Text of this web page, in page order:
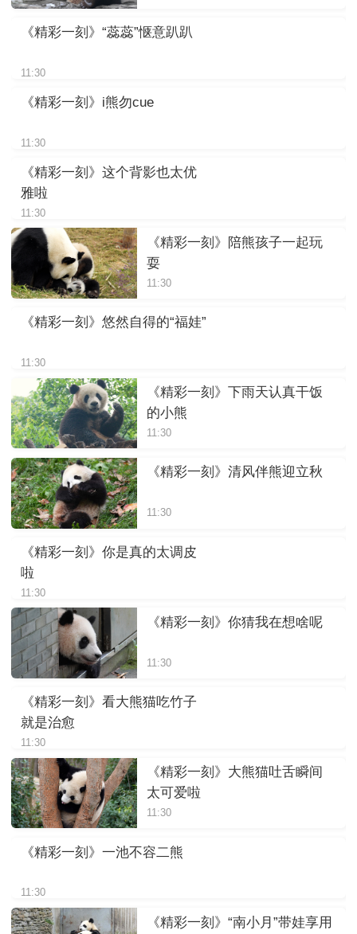
《精彩一刻》“蕊蕊”惬意趴趴
11:30
《精彩一刻》i熊勿cue
11:30
《精彩一刻》这个背影也太优
雅啦
11:30
《精彩一刻》陪熊孩子一起玩
耍
11:30
《精彩一刻》悠然自得的“福娃”
11:30
《精彩一刻》下雨天认真干饭
的小熊
11:30
《精彩一刻》清风伴熊迎立秋
11:30
《精彩一刻》你是真的太调皮
啦
11:30
《精彩一刻》你猜我在想啥呢
11:30
《精彩一刻》看大熊猫吃竹子
就是治愈
11:30
《精彩一刻》大熊猫吐舌瞬间
太可爱啦
11:30
《精彩一刻》一池不容二熊
11:30
《精彩一刻》“南小月”带娃享用